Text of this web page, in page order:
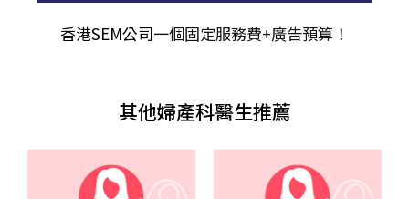
香港SEM公司一個固定服務費+廣告預算！
其他婦產科醫生推薦